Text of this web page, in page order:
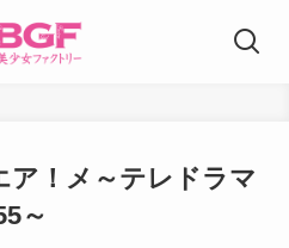
！メ～テレドラマ
～